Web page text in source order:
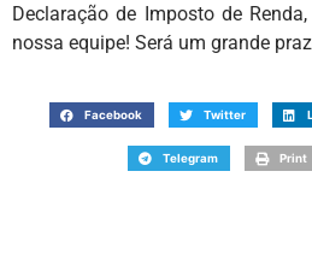
Declaração de Imposto de
nossa equipe! Será um grande
Facebook Twitter
Telegram Print